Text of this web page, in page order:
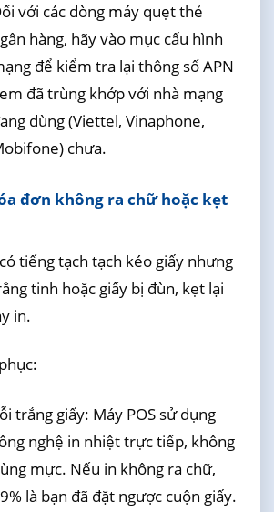
với các dòng máy quẹt thẻ
hàng, hãy vào mục cấu hình
để kiểm tra lại thông số APN
đã trùng khớp với nhà mạng
dùng (Viettel, Vinaphone,
chưa.
đơn không ra chữ hoặc kẹt
tiếng tạch tạch kéo giấy nhưng
tinh hoặc giấy bị đùn, kẹt lại
in.
trắng giấy: Máy POS sử dụng
nghệ in nhiệt trực tiếp, không
mực. Nếu in không ra chữ,
là bạn đã đặt ngược cuộn giấy.